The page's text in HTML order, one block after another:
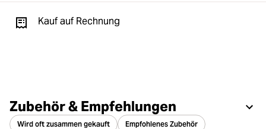
Kauf auf Rechnung
Zubehör & Empfehlungen
Wird oft zusammen gekauft Empfohlenes Zubehör